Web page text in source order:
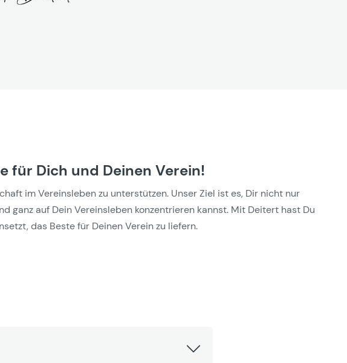
für Dich und Deinen Verein!
im Vereinsleben zu unterstützen. Unser Ziel ist es, Dir nicht nur
ganz auf Dein Vereinsleben konzentrieren kannst. Mit Deitert hast Du
das Beste für Deinen Verein zu liefern.